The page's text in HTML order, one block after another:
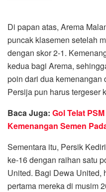
Di papan atas, Arema
puncak klasemen setelah
dengan skor 2-1.
kedua bagi Arema,
poin dari dua kemenangan
Persija pun harus tergeser
Baca Juga: Gol Telat
Kemenangan Semen
Sementara itu, Persik
ke-16 dengan raihan satu
United. Bagi Dewa United,
pertama mereka di musim